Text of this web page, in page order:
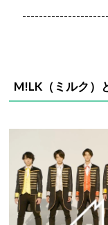
M!LK（ミルク）